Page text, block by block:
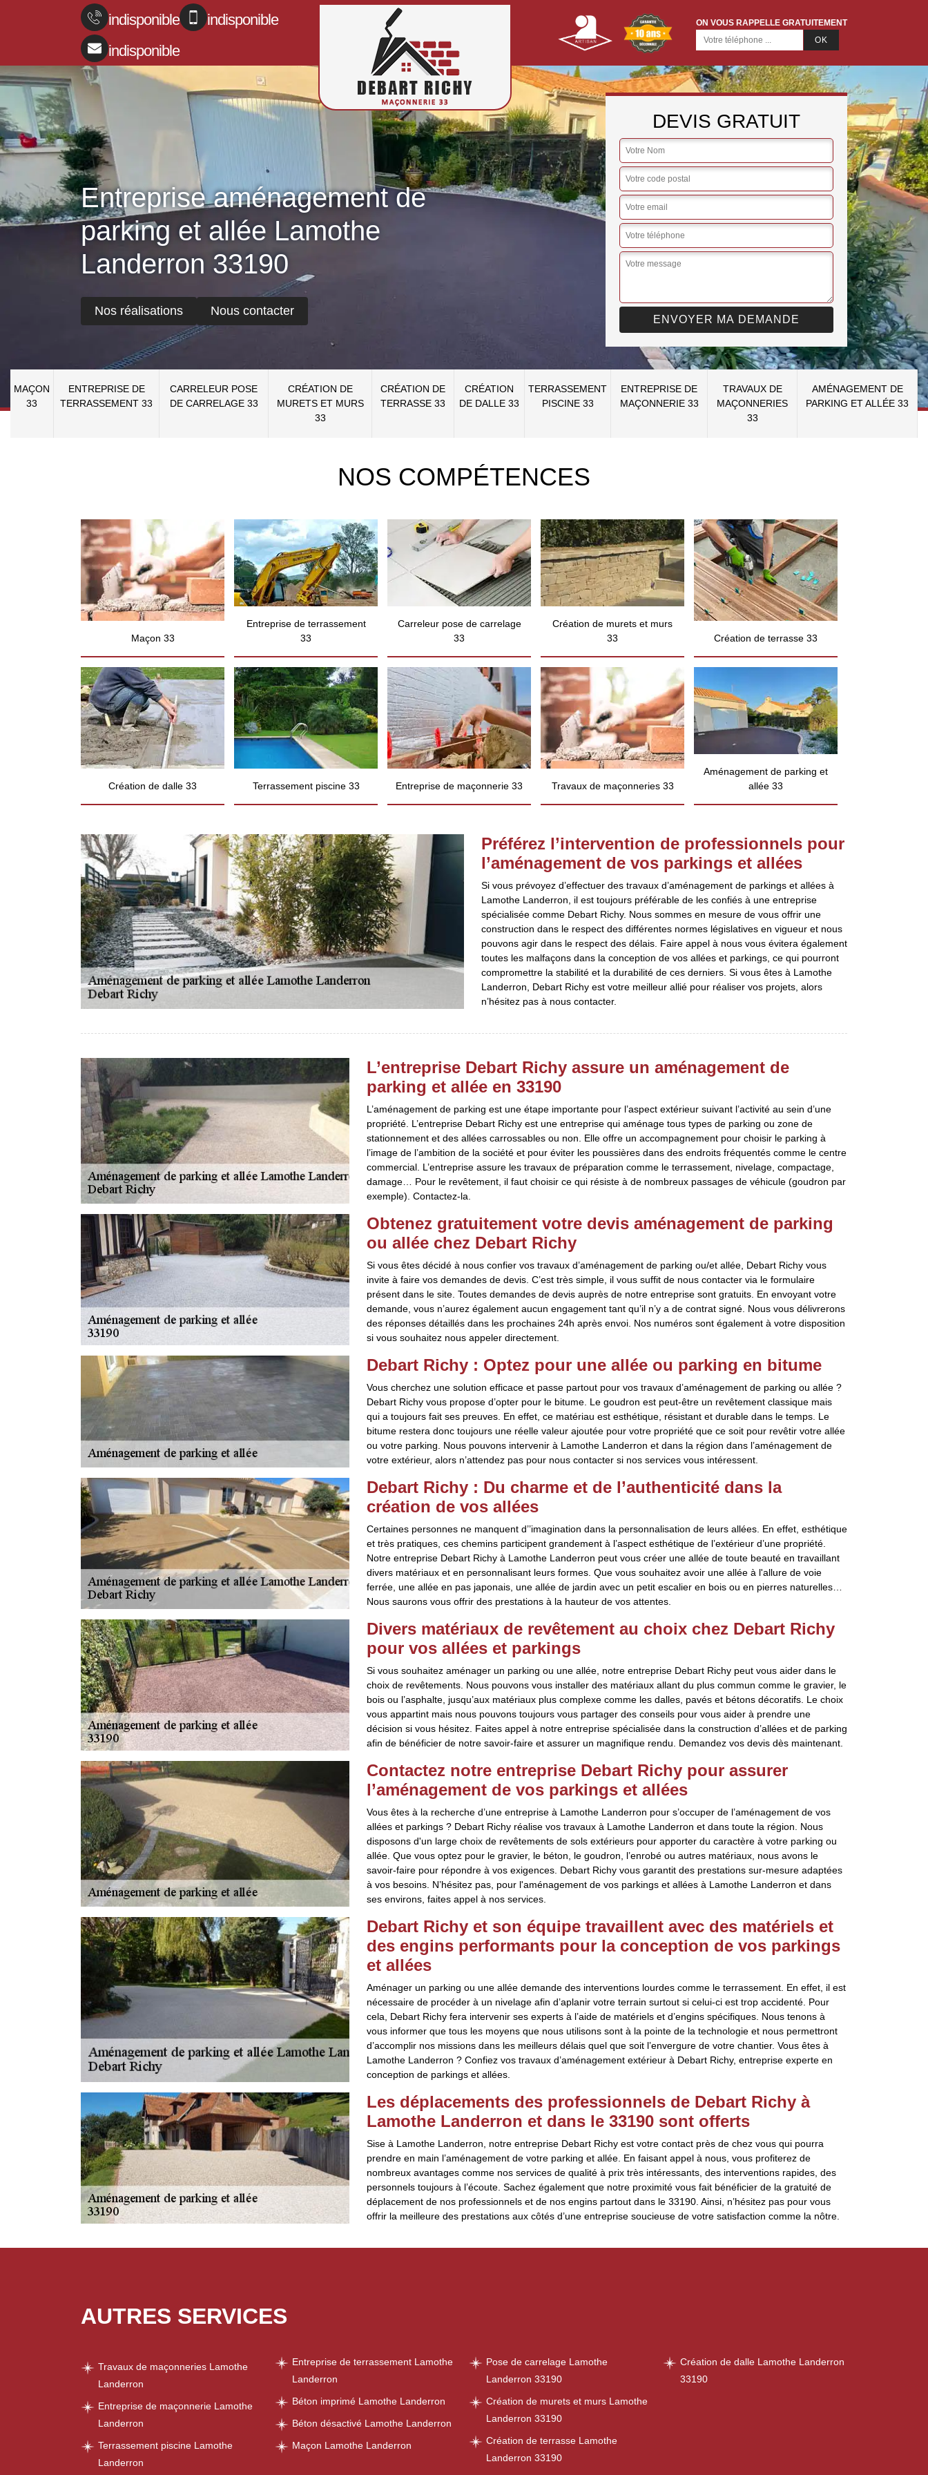
indisponible
indisponible
indisponible
ON VOUS RAPPELLE GRATUITEMENT
Entreprise aménagement de
parking et allée Lamothe
Landerron 33190
Nos réalisations Nous contacter
DEVIS GRATUIT
MAÇON
33
ENTREPRISE DE
TERRASSEMENT 33
CARRELEUR POSE
DE CARRELAGE 33
CRÉATION DE
MURETS ET MURS
33
CRÉATION DE
TERRASSE 33
CRÉATION
DE DALLE 33
TERRASSEMENT
PISCINE 33
ENTREPRISE DE
MAÇONNERIE 33
TRAVAUX DE
MAÇONNERIES
33
AMÉNAGEMENT DE
PARKING ET ALLÉE 33
NOS COMPÉTENCES
Maçon 33
Entreprise de terrassement
33
Carreleur pose de carrelage
33
Création de murets et murs
33
Création de terrasse 33
Création de dalle 33 Terrassement piscine 33 Entreprise de maçonnerie 33 Travaux de maçonneries 33
Aménagement de parking et
allée 33
Préférez l’intervention de professionnels pour
l’aménagement de vos parkings et allées
Si vous prévoyez d’effectuer des travaux d’aménagement de parkings et allées à
Lamothe Landerron, il est toujours préférable de les confiés à une entreprise
spécialisée comme Debart Richy. Nous sommes en mesure de vous offrir une
construction dans le respect des différentes normes législatives en vigueur et nous
pouvons agir dans le respect des délais. Faire appel à nous vous évitera également
toutes les malfaçons dans la conception de vos allées et parkings, ce qui pourront
compromettre la stabilité et la durabilité de ces derniers. Si vous êtes à Lamothe
Landerron, Debart Richy est votre meilleur allié pour réaliser vos projets, alors
n’hésitez pas à nous contacter.
L’entreprise Debart Richy assure un aménagement de
parking et allée en 33190
L’aménagement de parking est une étape importante pour l’aspect extérieur suivant l’activité au sein d’une
propriété. L’entreprise Debart Richy est une entreprise qui aménage tous types de parking ou zone de
stationnement et des allées carrossables ou non. Elle offre un accompagnement pour choisir le parking à
l’image de l’ambition de la société et pour éviter les poussières dans des endroits fréquentés comme le centre
commercial. L’entreprise assure les travaux de préparation comme le terrassement, nivelage, compactage,
damage… Pour le revêtement, il faut choisir ce qui résiste à de nombreux passages de véhicule (goudron par
exemple). Contactez-la.
Obtenez gratuitement votre devis aménagement de parking
ou allée chez Debart Richy
Si vous êtes décidé à nous confier vos travaux d’aménagement de parking ou/et allée, Debart Richy vous
invite à faire vos demandes de devis. C’est très simple, il vous suffit de nous contacter via le formulaire
présent dans le site. Toutes demandes de devis auprès de notre entreprise sont gratuits. En envoyant votre
demande, vous n’aurez également aucun engagement tant qu’il n’y a de contrat signé. Nous vous délivrerons
des réponses détaillés dans les prochaines 24h après envoi. Nos numéros sont également à votre disposition
si vous souhaitez nous appeler directement.
Debart Richy : Optez pour une allée ou parking en bitume
Vous cherchez une solution efficace et passe partout pour vos travaux d’aménagement de parking ou allée ?
Debart Richy vous propose d’opter pour le bitume. Le goudron est peut-être un revêtement classique mais
qui a toujours fait ses preuves. En effet, ce matériau est esthétique, résistant et durable dans le temps. Le
bitume restera donc toujours une réelle valeur ajoutée pour votre propriété que ce soit pour revêtir votre allée
ou votre parking. Nous pouvons intervenir à Lamothe Landerron et dans la région dans l’aménagement de
votre extérieur, alors n’attendez pas pour nous contacter si nos services vous intéressent.
Debart Richy : Du charme et de l’authenticité dans la
création de vos allées
Certaines personnes ne manquent d’’imagination dans la personnalisation de leurs allées. En effet, esthétique
et très pratiques, ces chemins participent grandement à l’aspect esthétique de l’extérieur d’une propriété.
Notre entreprise Debart Richy à Lamothe Landerron peut vous créer une allée de toute beauté en travaillant
divers matériaux et en personnalisant leurs formes. Que vous souhaitez avoir une allée à l'allure de voie
ferrée, une allée en pas japonais, une allée de jardin avec un petit escalier en bois ou en pierres naturelles…
Nous saurons vous offrir des prestations à la hauteur de vos attentes.
Divers matériaux de revêtement au choix chez Debart Richy
pour vos allées et parkings
Si vous souhaitez aménager un parking ou une allée, notre entreprise Debart Richy peut vous aider dans le
choix de revêtements. Nous pouvons vous installer des matériaux allant du plus commun comme le gravier, le
bois ou l’asphalte, jusqu’aux matériaux plus complexe comme les dalles, pavés et bétons décoratifs. Le choix
vous appartint mais nous pouvons toujours vous partager des conseils pour vous aider à prendre une
décision si vous hésitez. Faites appel à notre entreprise spécialisée dans la construction d’allées et de parking
afin de bénéficier de notre savoir-faire et assurer un magnifique rendu. Demandez vos devis dès maintenant.
Contactez notre entreprise Debart Richy pour assurer
l’aménagement de vos parkings et allées
Vous êtes à la recherche d’une entreprise à Lamothe Landerron pour s’occuper de l’aménagement de vos
allées et parkings ? Debart Richy réalise vos travaux à Lamothe Landerron et dans toute la région. Nous
disposons d'un large choix de revêtements de sols extérieurs pour apporter du caractère à votre parking ou
allée. Que vous optez pour le gravier, le béton, le goudron, l’enrobé ou autres matériaux, nous avons le
savoir-faire pour répondre à vos exigences. Debart Richy vous garantit des prestations sur-mesure adaptées
à vos besoins. N’hésitez pas, pour l'aménagement de vos parkings et allées à Lamothe Landerron et dans
ses environs, faites appel à nos services.
Debart Richy et son équipe travaillent avec des matériels et
des engins performants pour la conception de vos parkings
et allées
Aménager un parking ou une allée demande des interventions lourdes comme le terrassement. En effet, il est
nécessaire de procéder à un nivelage afin d’aplanir votre terrain surtout si celui-ci est trop accidenté. Pour
cela, Debart Richy fera intervenir ses experts à l’aide de matériels et d’engins spécifiques. Nous tenons à
vous informer que tous les moyens que nous utilisons sont à la pointe de la technologie et nous permettront
d’accomplir nos missions dans les meilleurs délais quel que soit l’envergure de votre chantier. Vous êtes à
Lamothe Landerron ? Confiez vos travaux d’aménagement extérieur à Debart Richy, entreprise experte en
conception de parkings et allées.
Les déplacements des professionnels de Debart Richy à
Lamothe Landerron et dans le 33190 sont offerts
Sise à Lamothe Landerron, notre entreprise Debart Richy est votre contact près de chez vous qui pourra
prendre en main l’aménagement de votre parking et allée. En faisant appel à nous, vous profiterez de
nombreux avantages comme nos services de qualité à prix très intéressants, des interventions rapides, des
personnels toujours à l’écoute. Sachez également que notre proximité vous fait bénéficier de la gratuité de
déplacement de nos professionnels et de nos engins partout dans le 33190. Ainsi, n’hésitez pas pour vous
offrir la meilleure des prestations aux côtés d’une entreprise soucieuse de votre satisfaction comme la nôtre.
AUTRES SERVICES
Travaux de maçonneries Lamothe
Landerron
Entreprise de maçonnerie Lamothe
Landerron
Terrassement piscine Lamothe
Landerron
Entreprise de terrassement Lamothe
Landerron
Béton imprimé Lamothe Landerron
Béton désactivé Lamothe Landerron
Maçon Lamothe Landerron
Pose de carrelage Lamothe
Landerron 33190
Création de murets et murs Lamothe
Landerron 33190
Création de terrasse Lamothe
Landerron 33190
Création de dalle Lamothe Landerron
33190